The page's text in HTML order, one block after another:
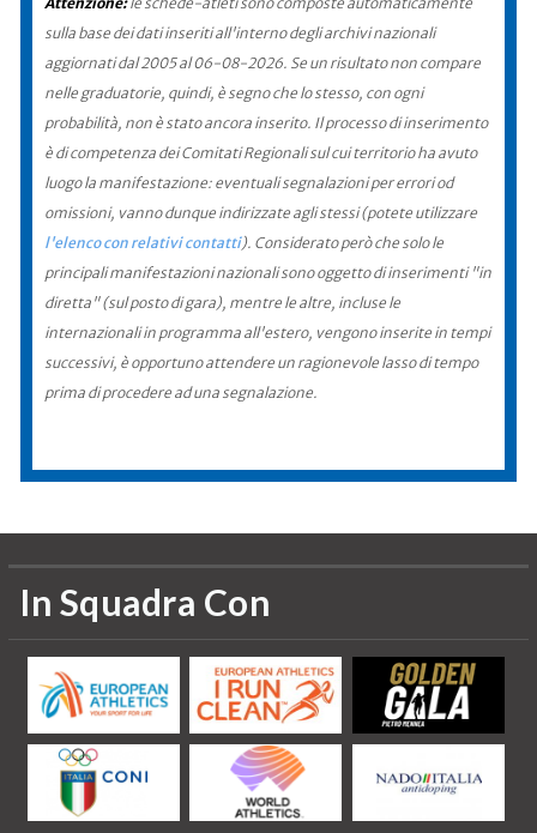
sulla base dei dati inseriti all'interno degli archivi nazionali
aggiornati dal 2005 al 06-08-2026. Se un risultato non compare
nelle graduatorie, quindi, è segno che lo stesso, con ogni
probabilità, non è stato ancora inserito. Il processo di inserimento
è di competenza dei Comitati Regionali sul cui territorio ha avuto
luogo la manifestazione: eventuali segnalazioni per errori od
omissioni, vanno dunque indirizzate agli stessi (potete utilizzare
l'elenco con relativi contatti). Considerato però che solo le
principali manifestazioni nazionali sono oggetto di inserimenti "in
diretta" (sul posto di gara), mentre le altre, incluse le
internazionali in programma all'estero, vengono inserite in tempi
successivi, è opportuno attendere un ragionevole lasso di tempo
prima di procedere ad una segnalazione.
In Squadra Con